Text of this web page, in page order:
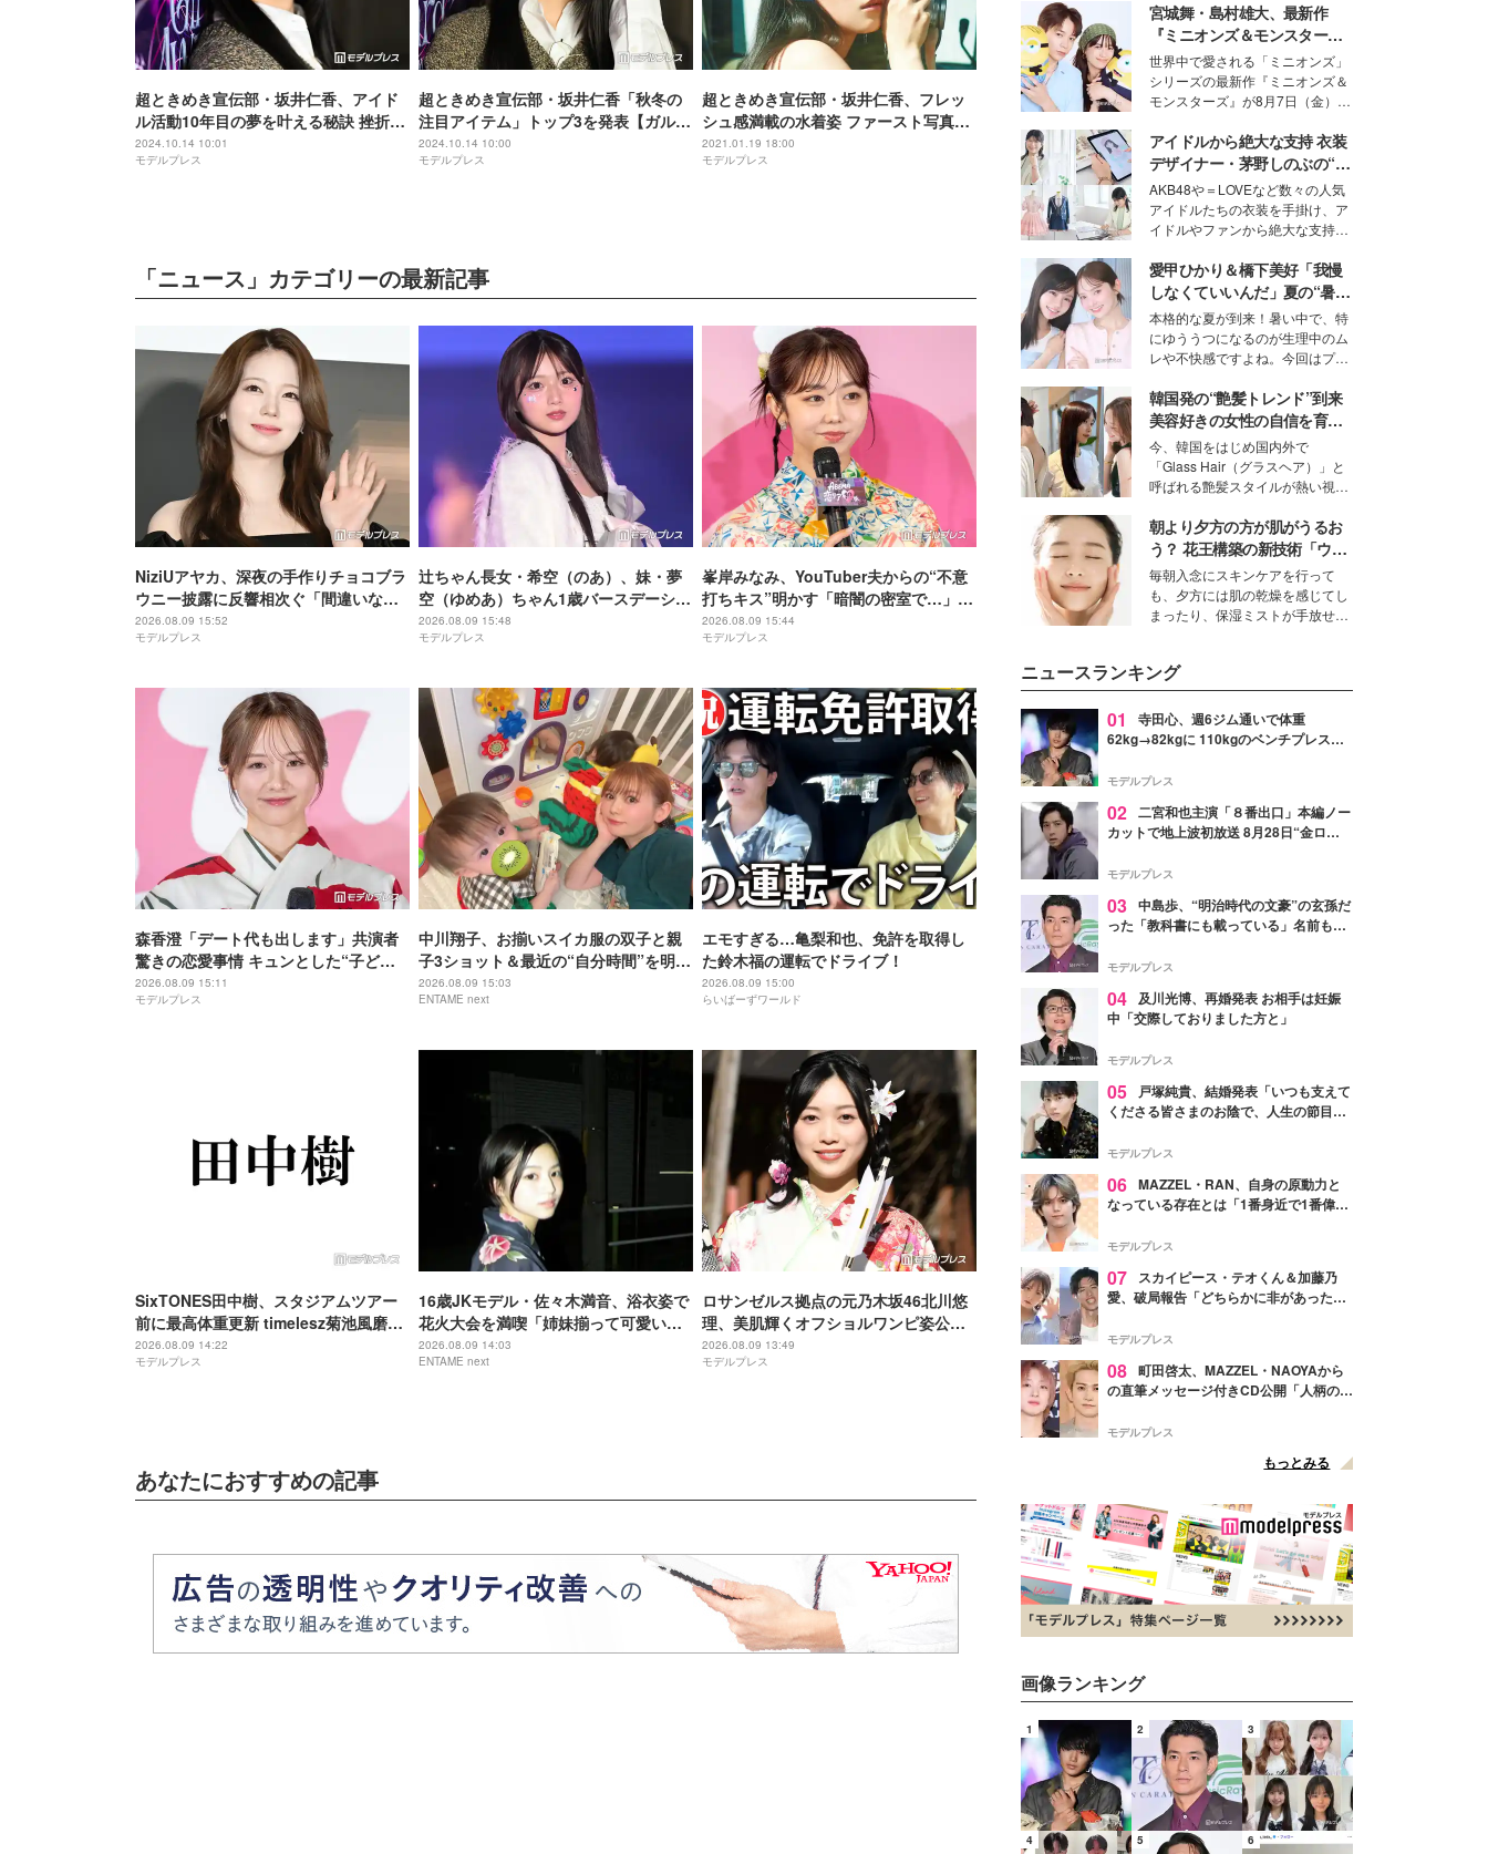
超ときめき宣伝部・坂井仁香、アイド
ル活動10年目の夢を叶える秘訣 挫折か
ら前に進めた理由【ガルアワ出演者イ
ンタビュー】
2024.10.14 10:01
モデルプレス
超ときめき宣伝部・坂井仁香「秋冬の
注目アイテム」トップ3を発表【ガルア
ワ出演者ランキング特集】
2024.10.14 10:00
モデルプレス
超ときめき宣伝部・坂井仁香、フレッ
シュ感満載の水着姿 ファースト写真集
決定
2021.01.19 18:00
モデルプレス
「ニュース」カテゴリーの最新記事
NiziUアヤカ、深夜の手作りチョコブラ
ウニー披露に反響相次ぐ「間違いなく
美味しいやつ」「ラッピングまで可愛
い」
2026.08.09 15:52
モデルプレス
辻ちゃん長女・希空（のあ）、妹・夢
空（ゆめあ）ちゃん1歳バースデーショ
ット公開「愛があふれてる」「最高の
姉妹」と反響
2026.08.09 15:48
モデルプレス
峯岸みなみ、YouTuber夫からの“不意
打ちキス”明かす「暗闇の密室で…」
「久しぶりに夫にドキッと」
2026.08.09 15:44
モデルプレス
森香澄「デート代も出します」共演者
驚きの恋愛事情 キュンとした“子ども
扱い”エピソードも告白「ドキッとしま
すよね」
2026.08.09 15:11
モデルプレス
中川翔子、お揃いスイカ服の双子と親
子3ショット＆最近の“自分時間”を明か
す
2026.08.09 15:03
ENTAME next
エモすぎる…亀梨和也、免許を取得し
た鈴木福の運転でドライブ！
2026.08.09 15:00
らいばーずワールド
SixTONES田中樹、スタジアムツアー
前に最高体重更新 timelesz菊池風磨か
らのアドバイスにツッコミ「聞いてた
話と違うじゃないか！」
2026.08.09 14:22
モデルプレス
16歳JKモデル・佐々木満音、浴衣姿で
花火大会を満喫「姉妹揃って可愛いす
ぎ」
2026.08.09 14:03
ENTAME next
ロサンゼルス拠点の元乃木坂46北川悠
理、美肌輝くオフショルワンピ姿公開
「色白で眩しい」「デコルテ綺麗」と
反響
2026.08.09 13:49
モデルプレス
あなたにおすすめの記事
宮城舞・島村雄大、最新作
『ミニオンズ＆モンスター
ズ』の魅力熱弁 ハチャメチャ
だけじゃない“友情と絆”に感
動
世界中で愛される「ミニオンズ」
シリーズの最新作『ミニオンズ＆
モンスターズ』が8月7日（金）に
ニオン好き”という共通点を持つモ
デルの宮城舞と島村雄大の特別対
談をお届け！それぞれの視点か
ら、今作ならではの魅力や予想外
の感動をもたらす奥深いストーリ
ーについて熱く語り合ってもらっ
た。
アイドルから絶大な支持 衣装
デザイナー・茅野しのぶの“可
愛い”を作る美学＜「シチズン
クロスシー」インタビュー＞
AKB48や＝LOVEなど数々の人気
アイドルたちの衣装を手掛け、ア
イドルやファンから絶大な支持を
取締役兼クリエイティブディレク
ター・茅野しのぶ。一人ひとりの
個性に寄り添い、魅力を引き出す
衣装作りは、多くの女性たちに勇
気と自信を与え続けている。
愛甲ひかり＆橋下美好「我慢
しなくていいんだ」夏の“暑さ
対策”の新しい選択肢とは？
本格的な夏が到来！暑い中で、特
にゆううつになるのが生理中のム
レや不快感ですよね。今回はプラ
モデル・愛甲ひかりさんと橋下美
好さんを迎えて本音で女子会トー
ク。猛暑のお出かけを快適に過ご
すヒントや、2人が感動した夏の
生理の新常識にも迫りました。
韓国発の“艶髪トレンド”到来
美容好きの女性の自信を育む
「ヘアケア事情」って？
今、韓国をはじめ国内外で
「Glass Hair（グラスヘア）」と
呼ばれる艶髪スタイルが熱い視線
ションの完成度を高めるベースと
して、“髪そのものの美しさ”に改
めて注目する人が増えている様
子。今回は、そんな憧れの艶やか
な髪を日常で叶える、美容好きの
女性たちのヘアケア事情を紹介し
朝より夕方の方が肌がうるお
う？ 花王構築の新技術「ウォ
ーターキャプチャリングスキ
ン（捕水肌）」がスキンケア
の常識を変える予感
毎朝入念にスキンケアを行って
も、夕方には肌の乾燥を感じてし
まったり、保湿ミストが手放せな
性を秘めた、革新的な「Water
Capturing Skin（ウォーターキャ
プチャリングスキン：捕水肌）」
技術を、花王が構築した。
ニュースランキング
01
寺田心、週6ジム通いで体重
62kg→82kgに 110kgのベンチプレス持
「かっこいい」と反響
モデルプレス
02 二宮和也主演「８番出口」本編ノー
カットで地上波初放送 8月28日“金ロ
モデルプレス
03 中島歩、“明治時代の文豪”の玄孫だ
った「教科書にも載っている」名前も先
モデルプレス
04 及川光博、再婚発表 お相手は妊娠
中「交際しておりました方と」
モデルプレス
05
戸塚純貴、結婚発表「いつも支えて
くださる皆さまのお陰で、人生の節目を
す」【全文】
モデルプレス
06 MAZZEL・RAN、自身の原動力と
なっている存在とは「1番身近で1番偉大
モデルプレス
07
スカイピース・テオくん＆加藤乃
愛、破局報告「どちらかに非があったわ
モデルプレス
08 町田啓太、MAZZEL・NAOYAから
の直筆メッセージ付きCD公開「人柄の良
モデルプレス
もっとみる
画像ランキング
1 2 3
4 5 6